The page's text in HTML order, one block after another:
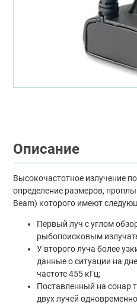
Описание
Высокочастотное излучение
определение размеров,
Beam) которого имеют
Первый луч с углом
рыбопоисковым
У второго луча более
данные о ситуации на
частоте 455 кГц;
Поставленный на сонар
двух лучей